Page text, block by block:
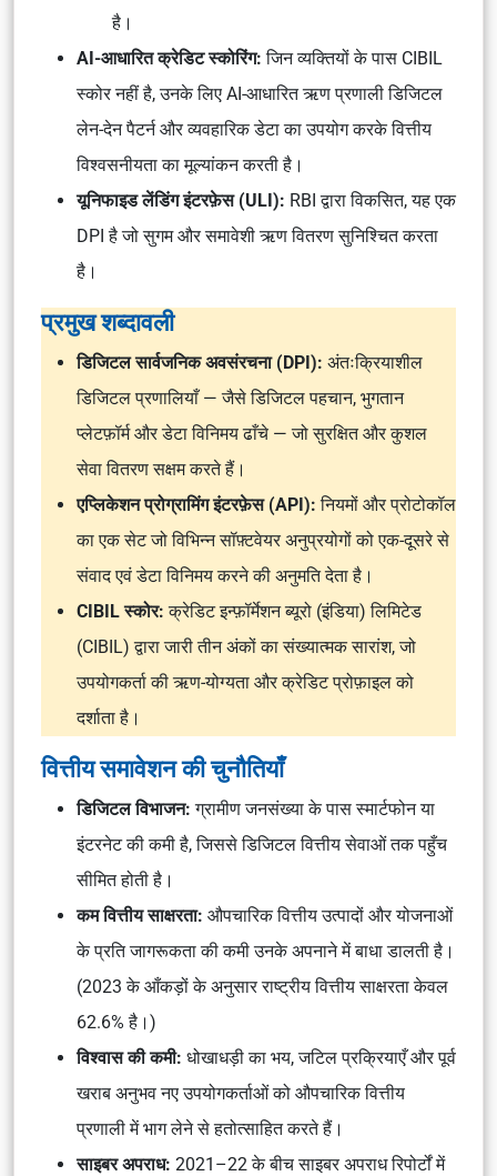
है।
AI-आधारित क्रेडिट स्कोरिंग: जिन व्यक्तियों के पास CIBIL
स्कोर नहीं है, उनके लिए AI-आधारित ऋण प्रणाली डिजिटल
लेन-देन पैटर्न और व्यवहारिक डेटा का उपयोग करके वित्तीय
विश्वसनीयता का मूल्यांकन करती है।
यूनिफाइड लेंडिंग इंटरफ़ेस (ULI): RBI द्वारा विकसित, यह एक
DPI है जो सुगम और समावेशी ऋण वितरण सुनिश्चित करता
है।
प्रमुख शब्दावली
डिजिटल सार्वजनिक अवसंरचना (DPI): अंतःक्रियाशील
डिजिटल प्रणालियाँ — जैसे डिजिटल पहचान, भुगतान
प्लेटफ़ॉर्म और डेटा विनिमय ढाँचे — जो सुरक्षित और कुशल
सेवा वितरण सक्षम करते हैं।
एप्लिकेशन प्रोग्रामिंग इंटरफ़ेस (API): नियमों और प्रोटोकॉल
का एक सेट जो विभिन्न सॉफ़्टवेयर अनुप्रयोगों को एक-दूसरे से
संवाद एवं डेटा विनिमय करने की अनुमति देता है।
CIBIL स्कोर: क्रेडिट इन्फ़ॉर्मेशन ब्यूरो (इंडिया) लिमिटेड
(CIBIL) द्वारा जारी तीन अंकों का संख्यात्मक सारांश, जो
उपयोगकर्ता की ऋण-योग्यता और क्रेडिट प्रोफ़ाइल को
दर्शाता है।
वित्तीय समावेशन की चुनौतियाँ
डिजिटल विभाजन: ग्रामीण जनसंख्या के पास स्मार्टफोन या
इंटरनेट की कमी है, जिससे डिजिटल वित्तीय सेवाओं तक पहुँच
सीमित होती है।
कम वित्तीय साक्षरता: औपचारिक वित्तीय उत्पादों और योजनाओं
के प्रति जागरूकता की कमी उनके अपनाने में बाधा डालती है।
(2023 के आँकड़ों के अनुसार राष्ट्रीय वित्तीय साक्षरता केवल
62.6% है।)
विश्वास की कमी: धोखाधड़ी का भय, जटिल प्रक्रियाएँ और पूर्व
खराब अनुभव नए उपयोगकर्ताओं को औपचारिक वित्तीय
प्रणाली में भाग लेने से हतोत्साहित करते हैं।
साइबर अपराध: 2021–22 के बीच साइबर अपराध रिपोर्टों में